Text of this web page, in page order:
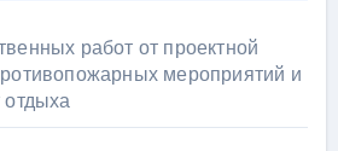
работ от проектной
мероприятий и
отдыха